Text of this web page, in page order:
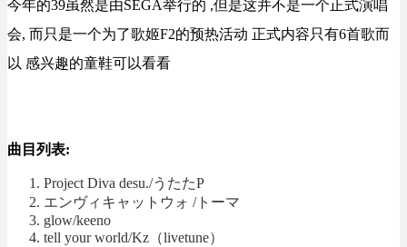
今年的39虽然是由SEGA举行的 ,但是这并不是一个正式演唱
会, 而只是一个为了歌姬F2的预热活动 正式内容只有6首歌而
以 感兴趣的童鞋可以看看
曲目列表:
Project Diva desu./うたたP
エンヴィキャットウォ /トーマ
glow/keeno
tell your world/Kz（livetune）